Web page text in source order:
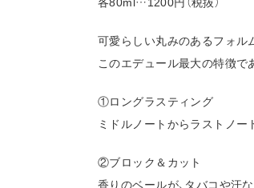
可愛らしい丸みのあるフォル
このエデュール最大の特徴で
①ロングラスティング
ミドルノートからラストノー
②ブロック＆カット
香りのベールが、タバコや汗